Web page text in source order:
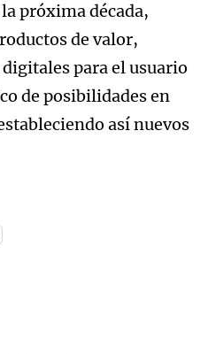
próxima década,
de valor,
para el usuario
de posibilidades en
así nuevos